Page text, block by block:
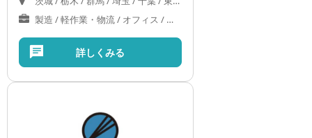
製造 / 軽作業・物流 / オフィス / 医療・介護・福祉
詳しくみる